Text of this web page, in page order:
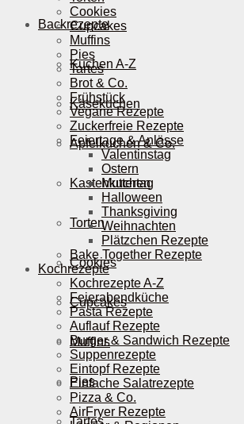
Backrezepte
Kuchen A-Z
Käsekuchen
Apfelkuchen & Co.
Kastenkuchen
Torten
Cookies
Cupcakes
Muffins
Pies
Tartes
Cookies
Cupcakes
Muffins
Pies
Tartes
Brot & Co.
Frühstück
Vegane Rezepte
Zuckerfreie Rezepte
Feiertage & Anlässe
Valentinstag
Ostern
Muttertag
Halloween
Thanksgiving
Weihnachten
Plätzchen Rezepte
Bake Together Rezepte
Kochrezepte
Kochrezepte A-Z
Feierabendküche
Pasta Rezepte
Auflauf Rezepte
Burger & Sandwich Rezepte
Suppenrezepte
Eintopf Rezepte
Einfache Salatrezepte
Pizza & Co.
AirFryer Rezepte